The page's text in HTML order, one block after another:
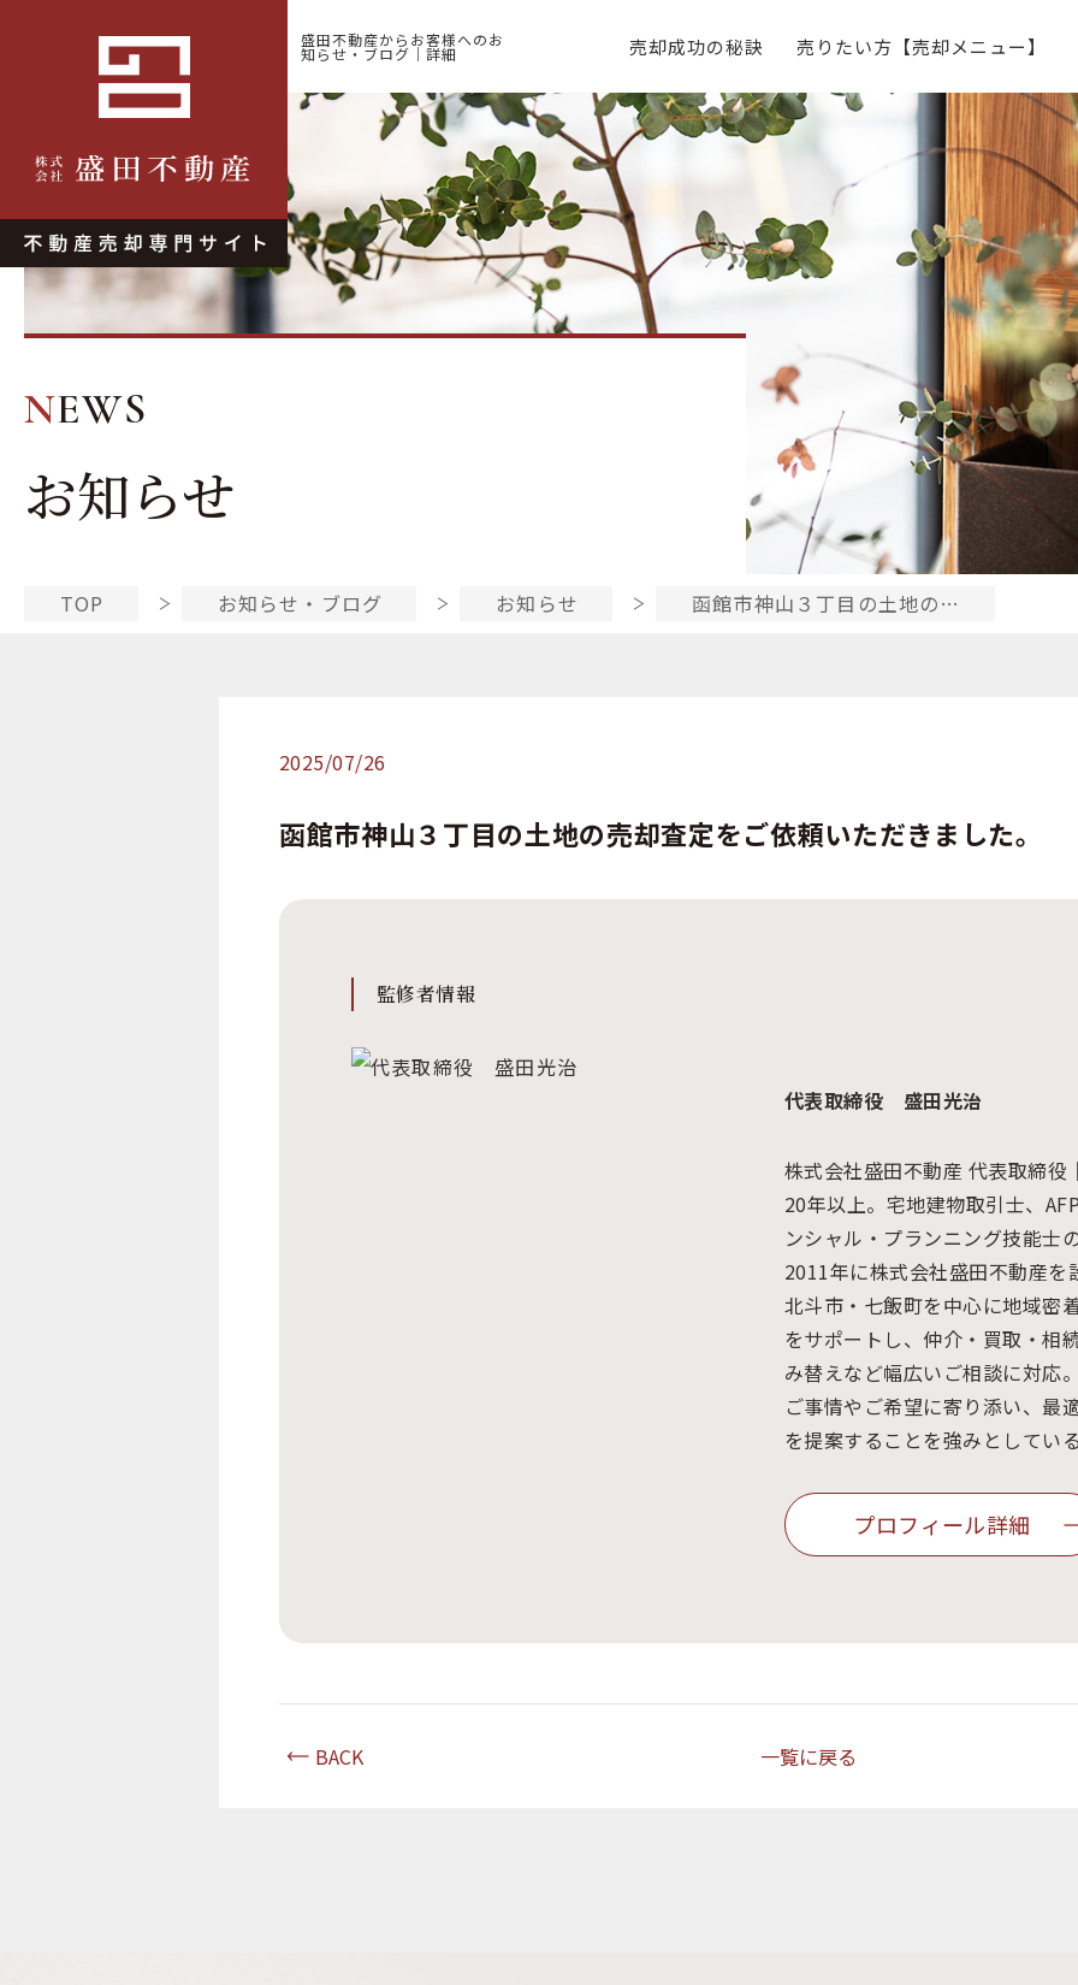
盛田不動産からお客様へのお
知らせ・ブログ｜詳細 売却成功の秘訣 売りたい方【売却メニュー】
NEWS
お知らせ
TOP お知らせ・ブログ お知らせ 函館市神山３丁目の土地の…
2025/07/26
函館市神山３丁目の土地の売却査定をご依頼いただきました。
監修者情報
代表取締役 盛田光治
株式会社盛田不動産 代表取締役
20年以上。宅地建物取引士、
ンシャル・プランニング技能士
2011年に株式会社盛田不動産を
北斗市・七飯町を中心に地域密
をサポートし、仲介・買取・相
み替えなど幅広いご相談に対応
ご事情やご希望に寄り添い、最
を提案することを強みとしてい
プロフィール詳細
BACK 一覧に戻る